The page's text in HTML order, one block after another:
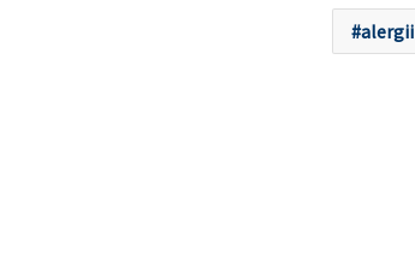
alergii